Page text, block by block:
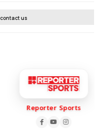
contact us
Reporter Sports